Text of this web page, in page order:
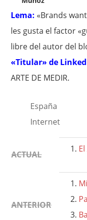
Lema: «Brands
les gusta el factor
libre del autor del
«Titular» de
ARTE DE MEDIR.
España
Internet
ACTUAL
ANTERIOR